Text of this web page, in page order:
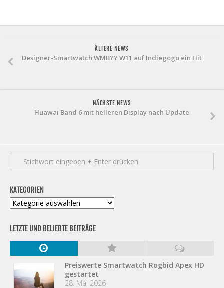
ÄLTERE NEWS
Designer-Smartwatch WMBYY W11 auf Indiegogo ein Hit
NÄCHSTE NEWS
Huawai Band 6 mit helleren Display nach Update
KATEGORIEN
Kategorien
LETZTE UND BELIEBTE BEITRÄGE
Preiswerte Smartwatch Rogbid Apex HD
gestartet
28. Mai 2026